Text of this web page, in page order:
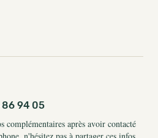
86 94 05
complémentaires après avoir contacté